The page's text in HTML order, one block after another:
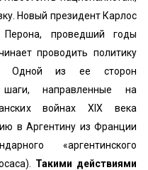
Новый президент Карлос
проведший годы
проводить политику
Одной из ее сторон
шаги, направленные на
войнах XIX века
в Аргентину из Франции
«аргентинского
Такими действиями